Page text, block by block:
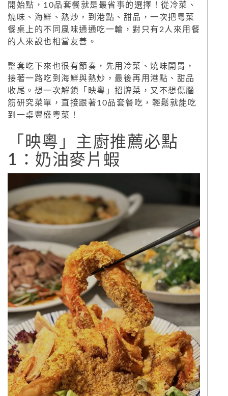
開始點，10品套餐就是最省事的選擇！從冷菜、
燒味、海鮮、熱炒，到港點、甜品，一次把粵菜
餐桌上的不同風味通通吃一輪，對只有2人來用餐
的人來說也相當友善。
整套吃下來也很有節奏，先用冷菜、燒味開胃，
接著一路吃到海鮮與熱炒，最後再用港點、甜品
收尾。想一次解鎖「映粵」招牌菜，又不想傷腦
筋研究菜單，直接跟著10品套餐吃，輕鬆就能吃
到一桌豐盛粵菜！
「映粵」主廚推薦必點
1：奶油麥片蝦